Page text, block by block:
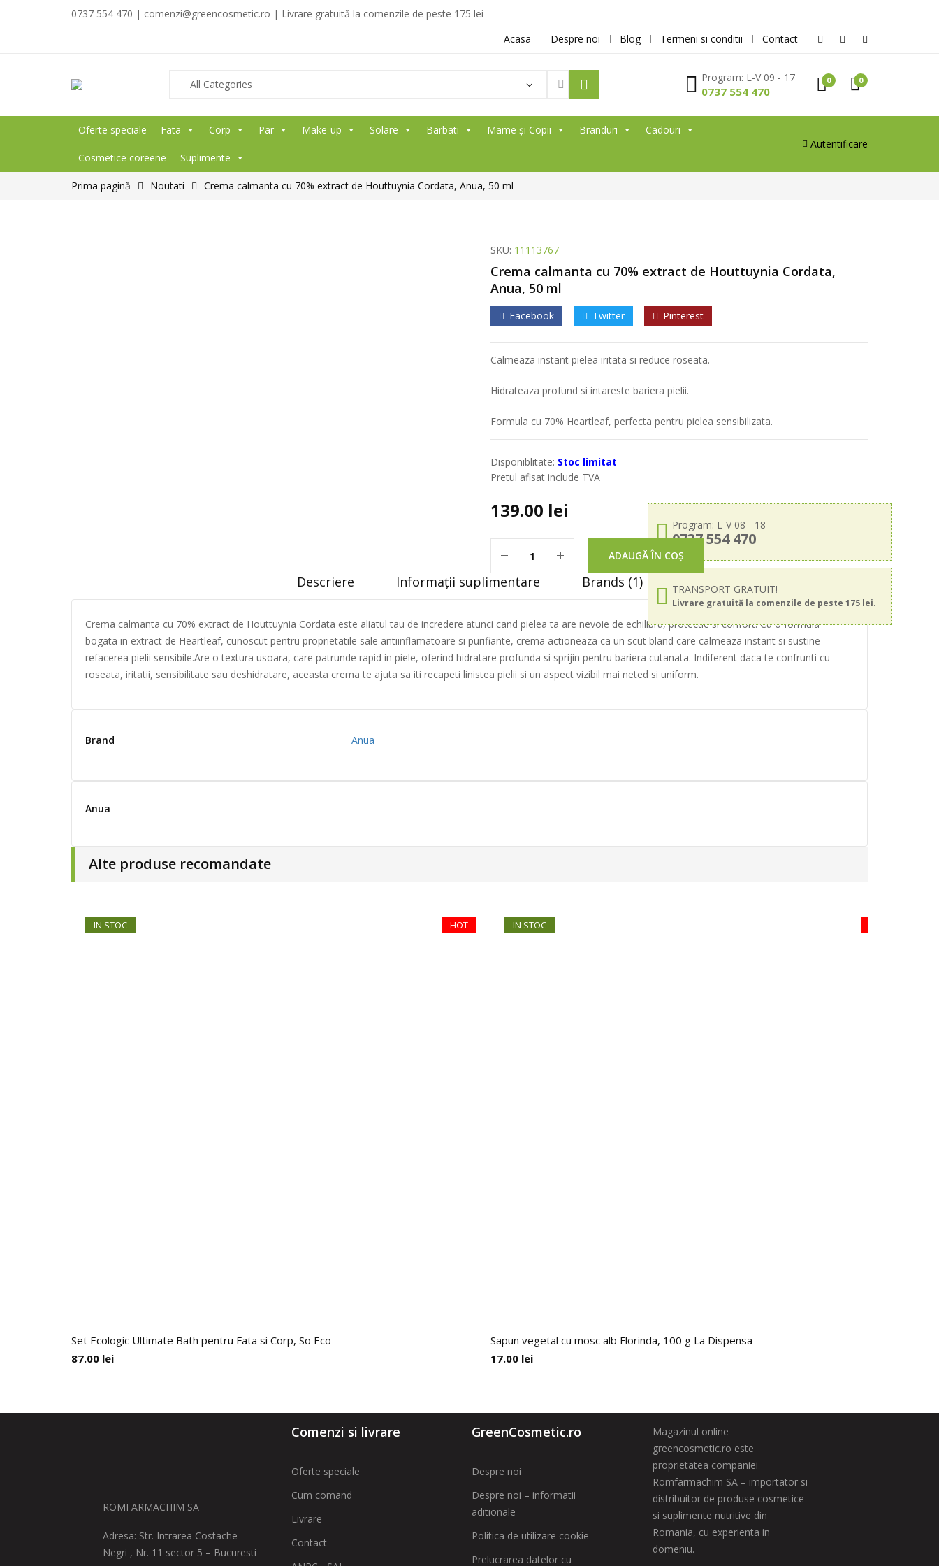
0737 554 470 | comenzi@greencosmetic.ro | Livrare gratuită la comenzile de peste 175 lei
Acasa
Despre noi Blog Termeni si conditii Contact
Program: L-V 09 - 17
0737 554 470
0 0
Oferte speciale Fata Corp Par Make-up Solare Barbati Mame și Copii Branduri Cadouri
Cosmetice coreene Suplimente
Autentificare
Prima pagină Noutati Crema calmanta cu 70% extract de Houttuynia Cordata, Anua, 50 ml
SKU: 11113767
Crema calmanta cu 70% extract de Houttuynia Cordata,
Anua, 50 ml
Facebook Twitter Pinterest
Calmeaza instant pielea iritata si reduce roseata.
Hidrateaza profund si intareste bariera pielii.
Formula cu 70% Heartleaf, perfecta pentru pielea sensibilizata.
Disponiblitate: Stoc limitat
Pretul afisat include TVA
Program: L-V 08 - 18
0737 554 470
TRANSPORT GRATUIT!
Livrare gratuită la comenzile de peste 175 lei.
139.00 lei
ADAUGĂ ÎN COȘ
Descriere Informații suplimentare Brands (1)
Crema calmanta cu 70% extract de Houttuynia Cordata este aliatul tau de incredere atunci cand pielea ta are nevoie de echilibru, protectie si confort. Cu o formula
bogata in extract de Heartleaf, cunoscut pentru proprietatile sale antiinflamatoare si purifiante, crema actioneaza ca un scut bland care calmeaza instant si sustine
refacerea pielii sensibile.Are o textura usoara, care patrunde rapid in piele, oferind hidratare profunda si sprijin pentru bariera cutanata. Indiferent daca te confrunti cu
roseata, iritatii, sensibilitate sau deshidratare, aceasta crema te ajuta sa iti recapeti linistea pielii si un aspect vizibil mai neted si uniform.
Brand Anua
Anua
Alte produse recomandate
HOT
IN STOC
Set Ecologic Ultimate Bath pentru Fata si Corp, So Eco
87.00 lei
IN STOC
Sapun vegetal cu mosc alb Florinda, 100 g La Dispensa
17.00 lei
ROMFARMACHIM SA
Adresa: Str. Intrarea Costache
Negri , Nr. 11 sector 5 – Bucuresti
Comenzi si livrare
Oferte speciale
Cum comand
Livrare
Contact
GreenCosmetic.ro
Despre noi
Despre noi – informatii
aditionale
Politica de utilizare cookie
Prelucrarea datelor cu
Magazinul online
greencosmetic.ro este
proprietatea companiei
Romfarmachim SA – importator si
distribuitor de produse cosmetice
si suplimente nutritive din
Romania, cu experienta in
domeniu.